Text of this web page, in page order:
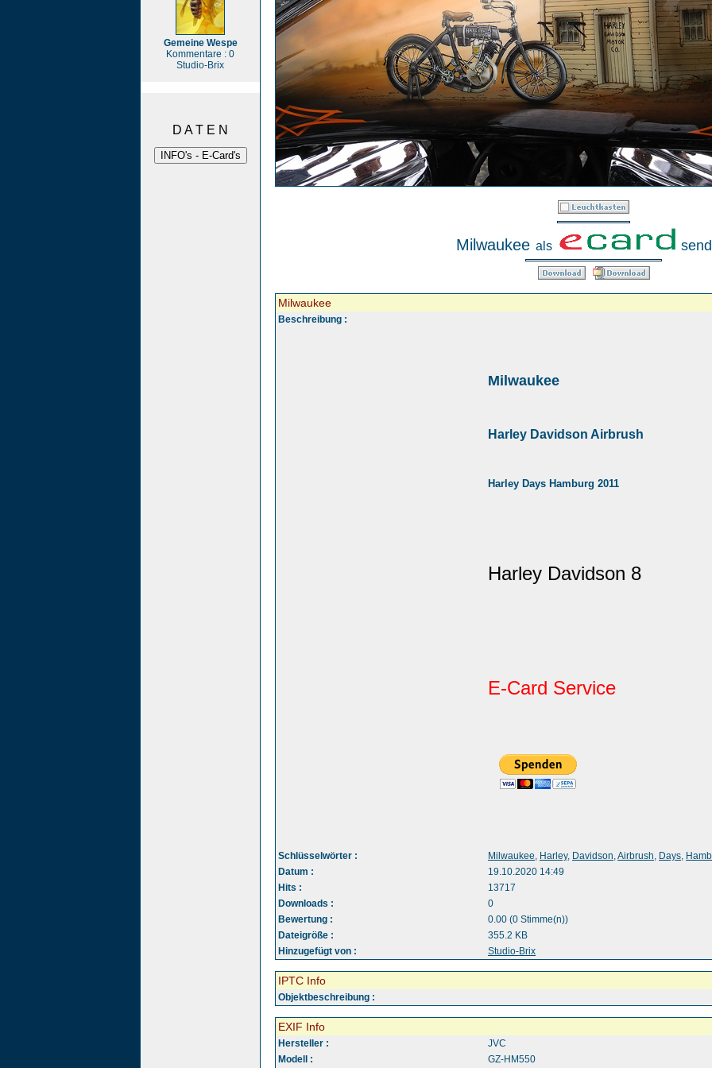
Gemeine Wespe
Kommentare : 0
Studio-Brix
D A T E N
Milwaukee als
Milwaukee
Beschreibung :
Milwaukee
Harley Davidson Airbrush
Harley Days Hamburg 2011
Harley Davidson 8
E-Card Service
Schlüsselwörter : Milwaukee, Harley, Davidson,Airbrush, Days,
Datum :
19.10.2020 14:49
Hits :
13717
Downloads :
0
Bewertung :
0.00 (0 Stimme(n))
Dateigröße :
355.2 KB
Hinzugefügt von :
Studio-Brix
IPTC Info
Objektbeschreibung :
EXIF Info
Hersteller :
JVC
Modell :
GZ-HM550